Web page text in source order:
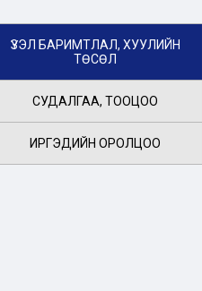
ҮЗЭЛ БАРИМТЛАЛ, ХУУЛИЙН
ТӨСӨЛ
СУДАЛГАА, ТООЦОО
ИРГЭДИЙН ОРОЛЦОО